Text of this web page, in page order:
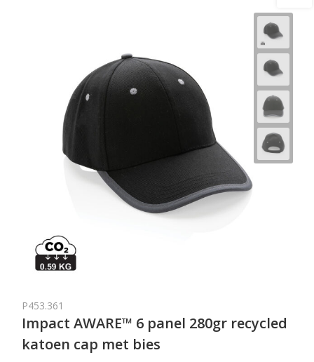
P453.361
Impact AWARE™ 6 panel 280gr recycled
katoen cap met bies